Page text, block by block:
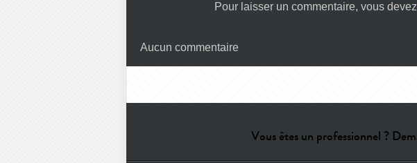
Pour laisser un commentaire, vous devez
Aucun commentaire
Vous êtes un professionnel ?